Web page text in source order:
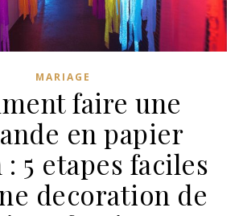
MARIAGE
faire une
en papier
5 etapes faciles
decoration de